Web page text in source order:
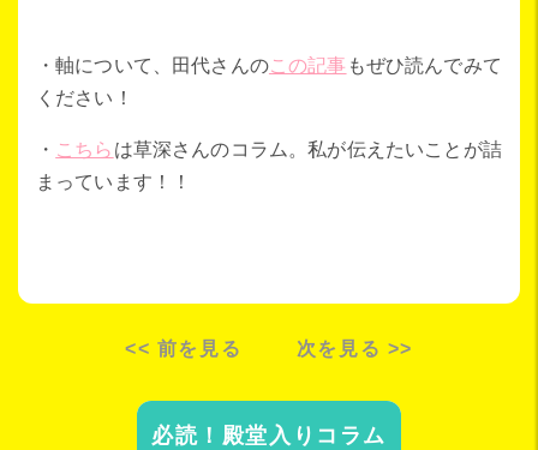
・軸について、田代さんのこの記事 もぜひ読んでみて
ください！
・ こちら は草深さんのコラム。私が伝えたいことが詰
まっています！！
<< 前を見る 次を見る >>
必読！殿堂入りコラム